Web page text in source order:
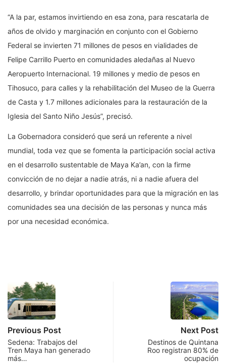
“A la par, estamos invirtiendo en esa zona, para rescatarla de
años de olvido y marginación en conjunto con el Gobierno
Federal se invierten 71 millones de pesos en vialidades de
Felipe Carrillo Puerto en comunidades aledañas al Nuevo
Aeropuerto Internacional. 19 millones y medio de pesos en
Tihosuco, para calles y la rehabilitación del Museo de la Guerra
de Casta y 1.7 millones adicionales para la restauración de la
Iglesia del Santo Niño Jesús”, precisó.
La Gobernadora consideró que será un referente a nivel
mundial, toda vez que se fomenta la participación social activa
en el desarrollo sustentable de Maya Ka’an, con la firme
convicción de no dejar a nadie atrás, ni a nadie afuera del
desarrollo, y brindar oportunidades para que la migración en las
comunidades sea una decisión de las personas y nunca más
por una necesidad económica.
Previous Post
Sedena: Trabajos del
Tren Maya han generado
más…
Next Post
Destinos de Quintana
Roo registran 80% de
ocupación